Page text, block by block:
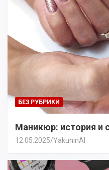
БЕЗ РУБРИКИ
Маникюр: история и
12.05.2025 YakuninAI